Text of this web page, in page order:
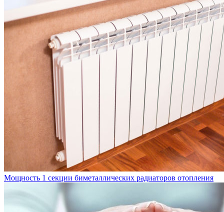
Мощность 1 секции биметаллических радиаторов отопления